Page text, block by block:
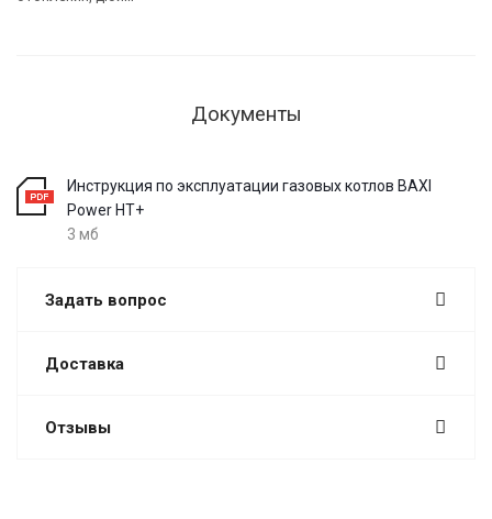
Документы
Инструкция по эксплуатации газовых котлов BAXI
Power HT+
3 мб
Задать вопрос
Доставка
Отзывы